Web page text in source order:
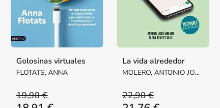
Golosinas virtuales
FLOTATS, ANNA
19,90 €
La vida alrededor
MOLERO, ANTONIO JOSÉ
22,90 €